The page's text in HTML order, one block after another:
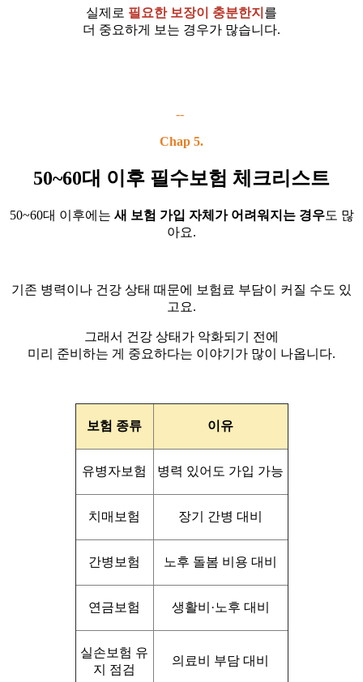
실제로 필요한 보장이 충분한지 를
더 중요하게 보는 경우가 많습니다.
--
Chap 5.
50~60대 이후 필수보험 체크리스트
50~60대 이후에는 새 보험 가입 자체가 어려워지는 경우도 많
아요.
기존 병력이나 건강 상태 때문에 보험료 부담이 커질 수도 있
고요.
그래서 건강 상태가 악화되기 전에
미리 준비하는 게 중요하다는 이야기가 많이 나옵니다.
보험 종류 이유
유병자보험 병력 있어도 가입 가능
치매보험 장기 간병 대비
간병보험 노후 돌봄 비용 대비
연금보험 생활비·노후 대비
실손보험 유
지 점검
의료비 부담 대비